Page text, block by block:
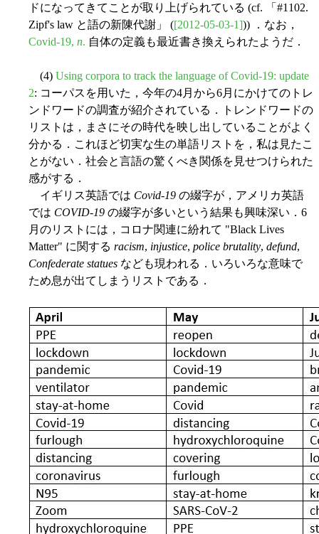
ドになってきてことが取り上げられている (cf. 「#1102.
Zipf's law と語の新陳代謝」 ([2012-05-03-1])) ．なお，
Covid-19, n. 自体の定義も最近書き換えられたようだ．
(4) Using corpora to track the language of Covid-19: update
2: コーパスを用いた，今年の4月から6月にかけてのトレ
ンドワードの調査が紹介されている．トレンドワードの
リストは，まさにその時代を映し出していることがよく
分かる．これほど切実な生の単語リストを，私は見たこ
とがない．社会と言語の驚くべき関係を見せつけられた
感がする．
イギリス英語では Covid-19 の綴字が，アメリカ英語
では COVID-19 の綴字が多いという結果も興味深い．6
月のリストには，コロナ関連に紛れて "Black Lives
Matter" に関する racism, injustice, police brutality, defund,
Confederate statues なども現われる．いろいろな意味で
ため息が出てしまうリストである．